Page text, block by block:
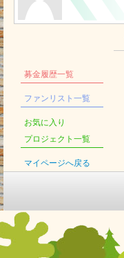
募金履歴一覧
ファンリスト一覧
お気に入り
プロジェクト一覧
マイページへ戻る